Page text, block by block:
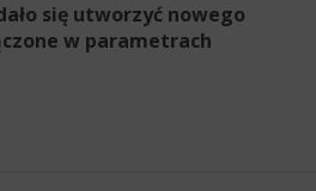
się utworzyć nowego
w parametrach